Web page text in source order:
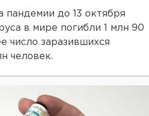
пандемии до 13 октября
в мире погибли 1 млн 90
число заразившихся
человек.